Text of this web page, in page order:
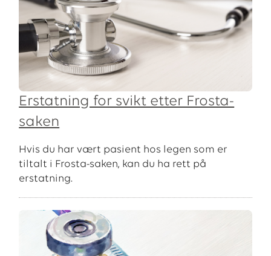
Erstatning for svikt etter Frosta-
saken
Hvis du har vært pasient hos legen som er
tiltalt i Frosta-saken, kan du ha rett på
erstatning.